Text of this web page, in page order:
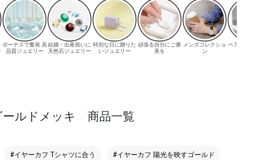
ールドメッキ 商品一覧
#イヤーカフ Tシャツに合う #イヤーカフ 陽光を映すゴールド